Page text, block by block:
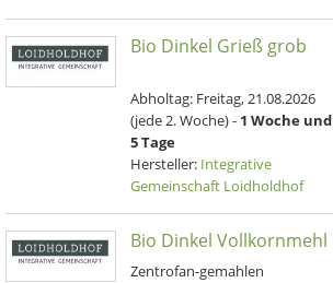
Bio Dinkel Grieß grob
Abholtag: Freitag, 21.08.2026
(jede 2. Woche) - 1 Woche und
5 Tage
Hersteller: Integrative
Gemeinschaft Loidholdhof
Bio Dinkel Vollkornmehl
Zentrofan-gemahlen